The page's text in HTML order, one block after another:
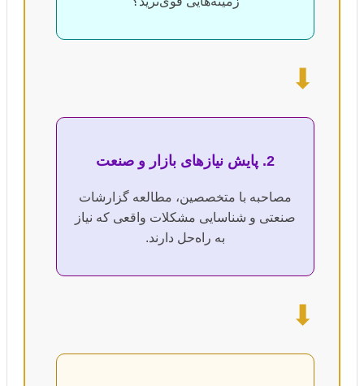
⬇
2. پایش نیازهای بازار و صنعت
مصاحبه با متخصصین، مطالعه گزارشات
صنعتی و شناسایی مشکلات واقعی که نیاز
به راه‌حل دارند.
⬇